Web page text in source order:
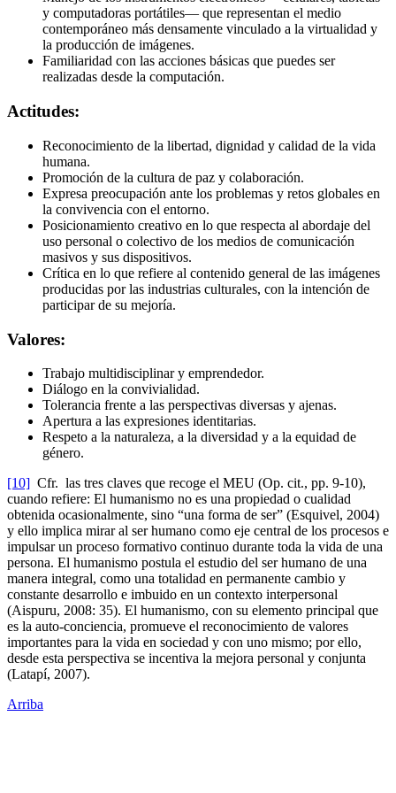
y computadoras portátiles— que representan el medio
contemporáneo más densamente vinculado a la virtualidad y
la producción de imágenes.
Familiaridad con las acciones básicas que puedes ser
realizadas desde la computación.
Actitudes:
Reconocimiento de la libertad, dignidad y calidad de la vida
humana.
Promoción de la cultura de paz y colaboración.
Expresa preocupación ante los problemas y retos globales en
la convivencia con el entorno.
Posicionamiento creativo en lo que respecta al abordaje del
uso personal o colectivo de los medios de comunicación
masivos y sus dispositivos.
Crítica en lo que refiere al contenido general de las imágenes
producidas por las industrias culturales, con la intención de
participar de su mejoría.
Valores:
Trabajo multidisciplinar y emprendedor.
Diálogo en la convivialidad.
Tolerancia frente a las perspectivas diversas y ajenas.
Apertura a las expresiones identitarias.
Respeto a la naturaleza, a la diversidad y a la equidad de
género.
[10] Cfr. las tres claves que recoge el MEU (Op. cit., pp. 9-10),
cuando refiere: El humanismo no es una propiedad o cualidad
obtenida ocasionalmente, sino “una forma de ser” (Esquivel, 2004)
y ello implica mirar al ser humano como eje central de los procesos e
impulsar un proceso formativo continuo durante toda la vida de una
persona. El humanismo postula el estudio del ser humano de una
manera integral, como una totalidad en permanente cambio y
constante desarrollo e imbuido en un contexto interpersonal
(Aispuru, 2008: 35). El humanismo, con su elemento principal que
es la auto-conciencia, promueve el reconocimiento de valores
importantes para la vida en sociedad y con uno mismo; por ello,
desde esta perspectiva se incentiva la mejora personal y conjunta
(Latapí, 2007).
Arriba